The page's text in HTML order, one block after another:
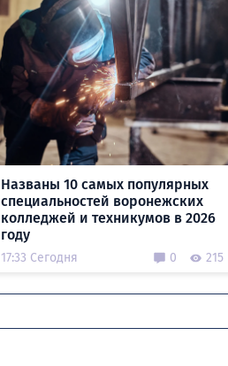
Названы 10 самых популярных
специальностей воронежских
колледжей и техникумов в 2026
году
17:33 Сегодня 0 215